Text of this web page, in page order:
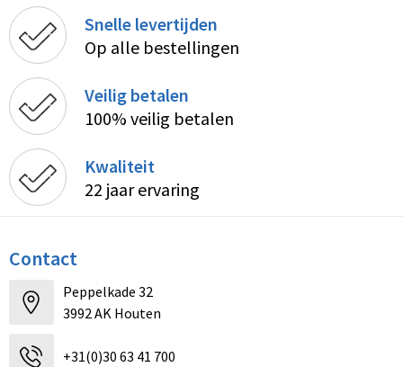
Snelle levertijden
Op alle bestellingen
Veilig betalen
100% veilig betalen
Kwaliteit
22 jaar ervaring
Contact
Peppelkade 32
3992 AK Houten
+31(0)30 63 41 700